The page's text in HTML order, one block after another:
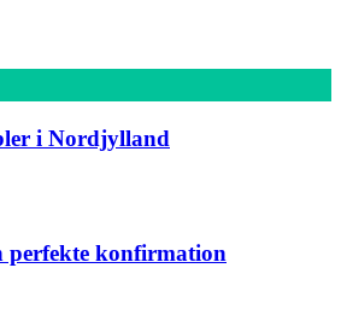
i Nordjylland
perfekte konfirmation